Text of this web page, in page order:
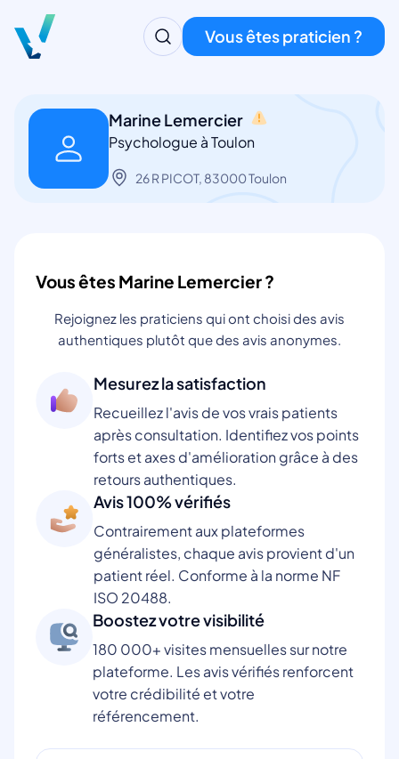
Vous êtes praticien ?
Marine Lemercier
Psychologue à Toulon
26 R PICOT, 83000 Toulon
Vous êtes Marine Lemercier ?
Rejoignez les praticiens qui ont choisi des avis
authentiques plutôt que des avis anonymes.
Mesurez la satisfaction
Recueillez l'avis de vos vrais patients
après consultation. Identifiez vos points
forts et axes d'amélioration grâce à des
retours authentiques.
Avis 100% vérifiés
Contrairement aux plateformes
généralistes, chaque avis provient d'un
patient réel. Conforme à la norme NF
ISO 20488.
Boostez votre visibilité
180 000+ visites mensuelles sur notre
plateforme. Les avis vérifiés renforcent
votre crédibilité et votre
référencement.